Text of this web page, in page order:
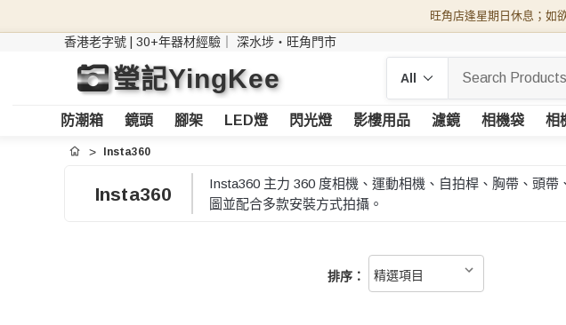
旺角店逢星期日休息；如
香港老字號 | 30+年器材經驗｜ 深水埗・旺角門市
瑩記YingKee
防潮箱 鏡頭 腳架 LED燈 閃光燈 影樓用品 濾鏡 相機袋 相
首頁 Insta360
Insta360
Insta360 主力 360 度相機、運動相機、自拍桿、胸帶、頭
圖並配合多款安裝方式拍攝。
排序：